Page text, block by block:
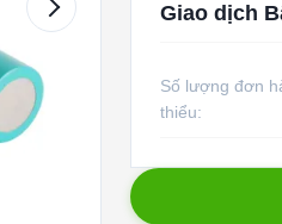
Giao dịch
Số lượng đơn
thiểu: